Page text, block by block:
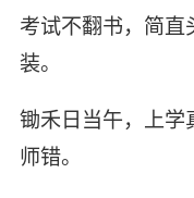
考试不翻书，简
装。
锄禾日当午，上学
师错。